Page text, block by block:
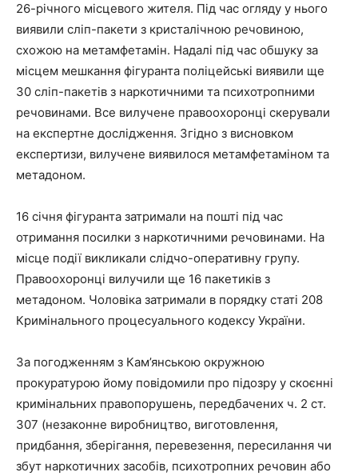
26-річного місцевого жителя. Під час огляду у нього
виявили сліп-пакети з кристалічною речовиною,
схожою на метамфетамін. Надалі під час обшуку за
місцем мешкання фігуранта поліцейські виявили ще
30 сліп-пакетів з наркотичними та психотропними
речовинами. Все вилучене правоохоронці скерували
на експертне дослідження. Згідно з висновком
експертизи, вилучене виявилося метамфетаміном та
метадоном.
16 січня фігуранта затримали на пошті під час
отримання посилки з наркотичними речовинами. На
місце події викликали слідчо-оперативну групу.
Правоохоронці вилучили ще 16 пакетиків з
метадоном. Чоловіка затримали в порядку статі 208
Кримінального процесуального кодексу України.
За погодженням з Кам’янською окружною
прокуратурою йому повідомили про підозру у скоєнні
кримінальних правопорушень, передбачених ч. 2 ст.
307 (незаконне виробництво, виготовлення,
придбання, зберігання, перевезення, пересилання чи
збут наркотичних засобів, психотропних речовин або